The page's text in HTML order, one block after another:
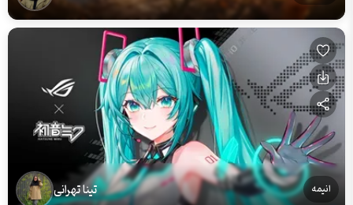
انیمه تینا تهرانی